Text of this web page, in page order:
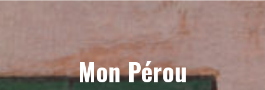
Mon Pérou